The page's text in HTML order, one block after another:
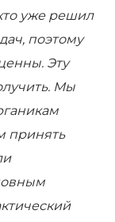
уже решил
поэтому
Эту
Мы
принять